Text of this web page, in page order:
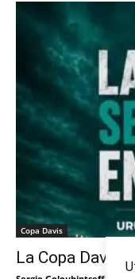
Copa Davis
La Copa Davis